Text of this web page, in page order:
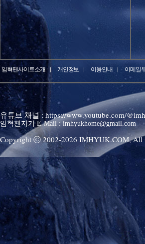
임혁팬사이트소개 개인정보 이용안내 이메일
유튜브 채널 : https://www.youtube.com/
임혁팬지기 E-Mail : imhyukhome@gmail.com
Copyright ⓒ 2002-2026 IMHYUK.COM,All